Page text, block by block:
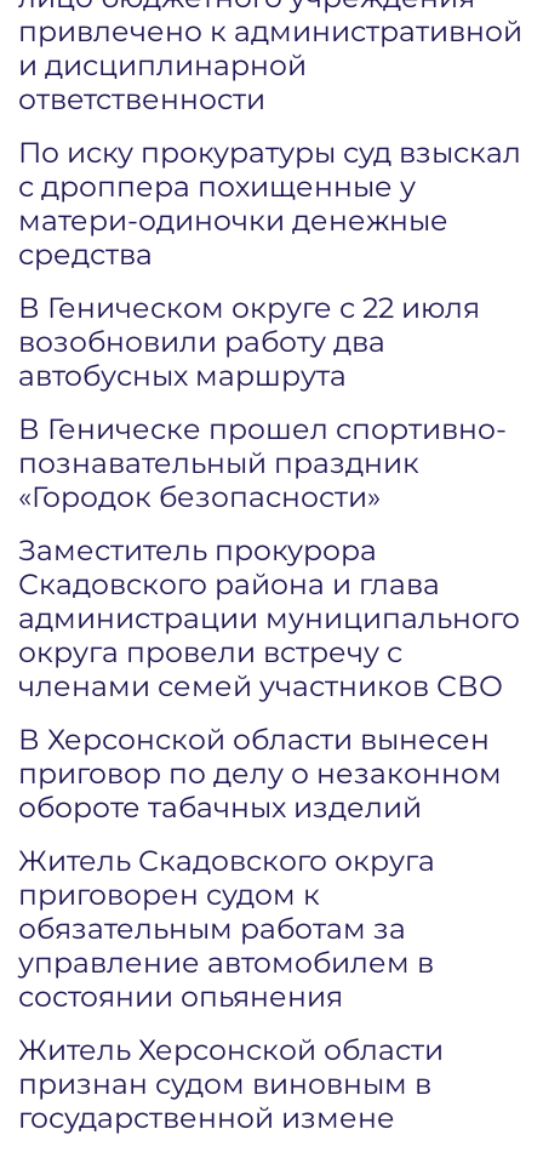
привлечено к административной
и дисциплинарной
ответственности
По иску прокуратуры суд взыскал
с дроппера похищенные у
матери-одиночки денежные
средства
В Геническом округе с 22 июля
возобновили работу два
автобусных маршрута
В Геническе прошел спортивно-
познавательный праздник
«Городок безопасности»
Заместитель прокурора
Скадовского района и глава
администрации муниципального
округа провели встречу с
членами семей участников СВО
В Херсонской области вынесен
приговор по делу о незаконном
обороте табачных изделий
Житель Скадовского округа
приговорен судом к
обязательным работам за
управление автомобилем в
состоянии опьянения
Житель Херсонской области
признан судом виновным в
государственной измене